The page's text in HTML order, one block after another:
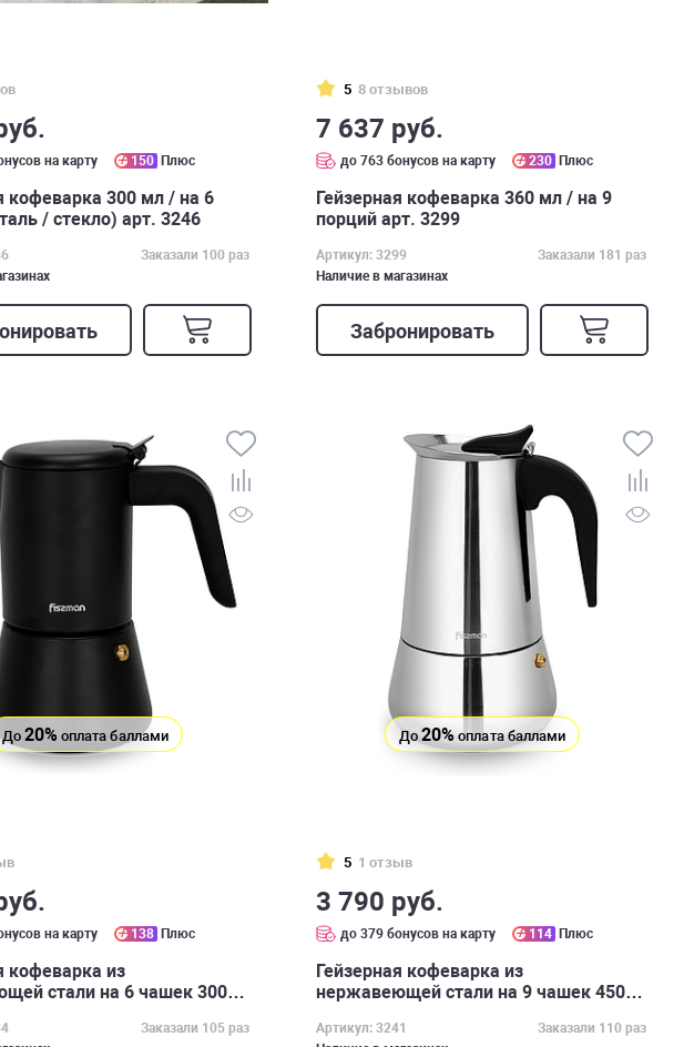
на карту 150 Плюс
кофеварка 300 мл / на 6
/ стекло) арт. 3246
Заказали 100 раз
5 8 отзывов
7 637 руб.
до 763 бонусов на карту 230 Плюс
Гейзерная кофеварка 360 мл / на 9
порций арт. 3299
Артикул: 3299
Заказали 181 раз
Наличие в магазинах
Забронировать
До 20% оплата баллами
на карту 138 Плюс
кофеварка из
стали на 6 чашек 300
Заказали 105 раз
До20% оплата баллами
5 1 отзыв
3 790 руб.
до 379 бонусов на карту 114 Плюс
Гейзерная кофеварка из
нержавеющей стали на 9 чашек 450
Артикул: 3241
Заказали 110 раз